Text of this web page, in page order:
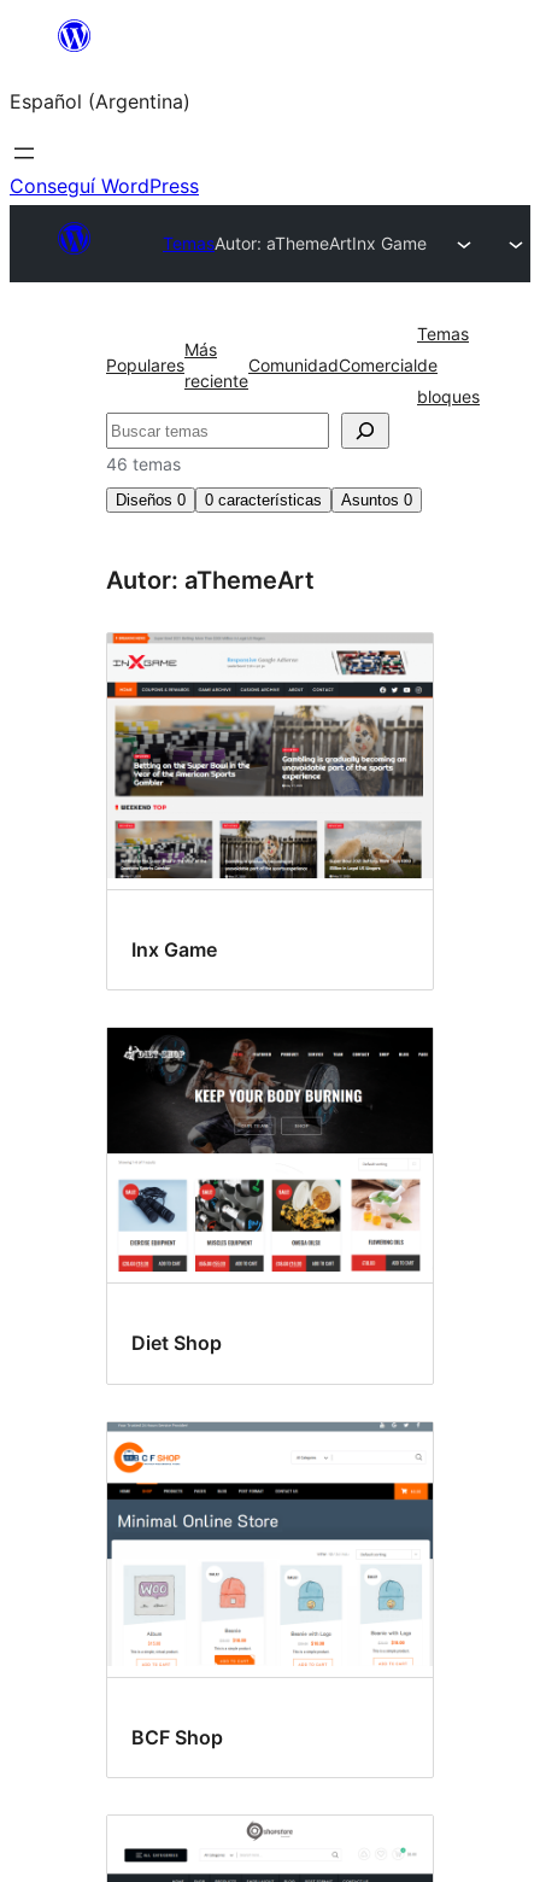
Saltar
contenido
Español (Argentina)
Conseguí WordPress
TemasAutor: aThemeArtInx Game
Populares
Más
reciente
ComunidadComercial
Temas
de
bloques
Buscar
46 temas
Diseños 0 0 características Asuntos 0
Autor: aThemeArt
Inx Game
Diet Shop
BCF Shop